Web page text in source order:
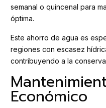
semanal o quincenal para
óptima.
Este ahorro de agua es
regiones con escasez
contribuyendo a la
Económico